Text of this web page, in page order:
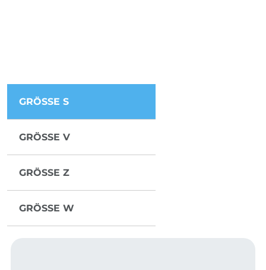
GRÖSSE S
GRÖSSE V
GRÖSSE Z
GRÖSSE W